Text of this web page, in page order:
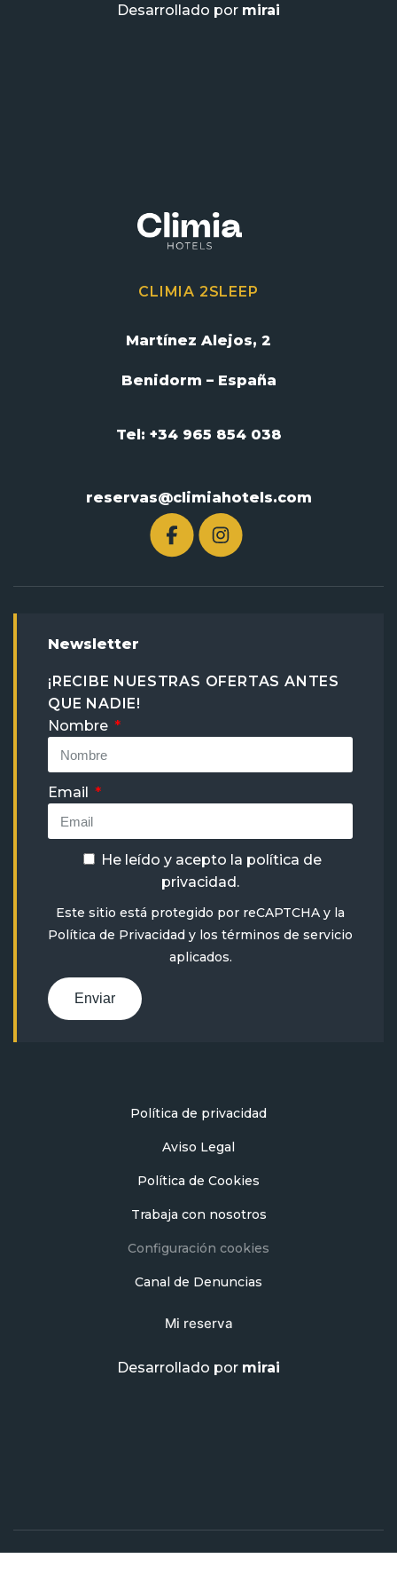
Desarrollado por mirai
CLIMIA 2SLEEP
Martínez Alejos, 2
Benidorm – España
Tel: +34 965 854 038
reservas@climiahotels.com
Newsletter
¡RECIBE NUESTRAS OFERTAS ANTES
QUE NADIE!
Nombre
Email
He leído y acepto la política de
privacidad.
Este sitio está protegido por reCAPTCHA y la
Política de Privacidad y los términos de servicio
aplicados.
Enviar
Política de privacidad
Aviso Legal
Política de Cookies
Trabaja con nosotros
Configuración cookies
Canal de Denuncias
Mi reserva
Desarrollado por mirai